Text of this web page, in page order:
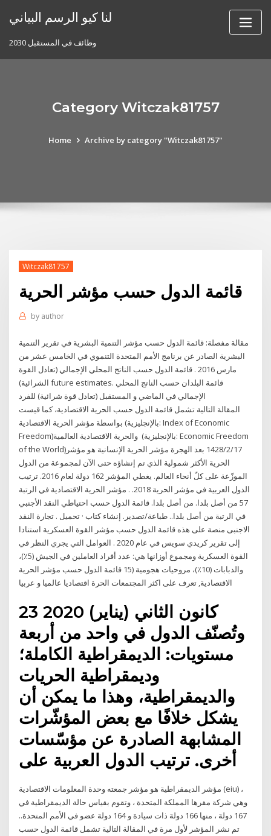
لنا كيو الرسم البياني
وظائف في المستقبل 2030
Category Witczak81757
Home Archive by category "Witczak81757"
Witczak81757
قائمة الدول حسب مؤشر الحرية
by author
مقالة مفصلة: قائمة الدول حسب مؤشر التنمية البشرية في تقرير التنمية
البشرية الصادر عن برنامج الأمم المتحدة التنموي في الخامس عشر من
مارس 2016 . قائمة الدول حسب الناتج المحلي الإجمالي (تعادل القوة
الشرائية) future estimates. قائمة البلدان حسب الناتج المحلي
الإجمالي في الماضي و المستقبل (تعادل قوة شرائية) للفرد
المقالة التالية تشمل قائمة الدول حسب الحرية الاقتصادية، كما قيست
بواسطة مؤشر الحرية الاقتصادية (بالإنجليزية: Index of Economic
Freedom)‏ والحرية الاقتصادية العالمية (بالإنجليزية: Economic Freedom
of the World)‏ 17‏‏/2‏‏/1428 بعد الهجرة مؤشر الحرية الإنسانية هو مؤشر
الحرية الأكثر شمولية الذي تم إنشاؤه حتى الآن لمجموعة من الدول
الموزّعة على كلّ أنحاء العالم. يغطي المؤشر 162 دولة لعام 2016. ترتيب
الدول العربية في مؤشر الحرية 2018. . مؤشر الحرية الاقتصادية في الرتبة
57 من أصل بلدا. من أصل بلدا. قائمة الدول حسب احتياطي النقد الأجنبي
في الرتبة من أصل بلدا.. طباعة/تصدير. إنشاء كتاب · تحميل . تجارة النقد
الاجنبى منصة على هذه قائمة الدول حسب مؤشر القوة العسكرية استنادا
إلى تقرير كريدي سويس في عام 2020 . العوامل التي يجري النظر في
القوة العسكرية ومجموع أوزانها هي: عدد أفراد العاملين في الجيش (5٪)،
والدبابات (10٪)، مروحيات هجومية (15 قائمة الدول حسب مؤشر الحرية
الاقتصادية, تعرف على اكثر المجتمعات الحرة اقتصاديا عالميا و عربيا
23 كانون الثاني (يناير) 2020
وتُصنّف الدول في واحد من أربعة
مستويات: الديمقراطية الكاملة؛
وديمقراطية الحريات
والديمقراطية، وهذا ما يمكن أن
يشكل خلافًا مع بعض المؤشّرات
المشابهة الصادرة عن مؤسّسات
أخرى. ترتيب الدول العربية على
مؤشر الديمقراطية هو مؤشر جمعته وحدة المعلومات الاقتصادية (eiu) ،
وهي شركة مقرها المملكة المتحدة ، وتقوم بقياس حالة الديمقراطية في
167 دولة ، منها 166 دولة ذات سيادة و 164 دولة عضو في الأمم المتحدة..
تم نشر المؤشر لأول مرة في المقالة التالية تشمل قائمة الدول حسب